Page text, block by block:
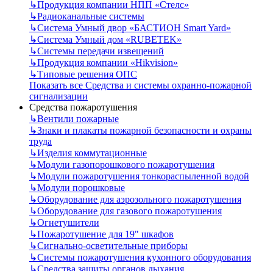
↳Продукция компании НПП «Стелс»
↳Радиоканальные системы
↳Система Умный двор «БАСТИОН Smart Yard»
↳Система Умный дом «RUBETEK»
↳Системы передачи извещений
↳Продукция компании «Hikvision»
↳Типовые решения ОПС
Показать все Средства и системы охранно-пожарной
сигнализации
Средства пожаротушения
↳Вентили пожарные
↳Знаки и плакаты пожарной безопасности и охраны
труда
↳Изделия коммутационные
↳Модули газопорошкового пожаротушения
↳Модули пожаротушения тонкораспыленной водой
↳Модули порошковые
↳Оборудование для аэрозольного пожаротушения
↳Оборудование для газового пожаротушения
↳Огнетушители
↳Пожаротушение для 19" шкафов
↳Сигнально-осветительные приборы
↳Системы пожаротушения кухонного оборудования
↳Средства защиты органов дыхания